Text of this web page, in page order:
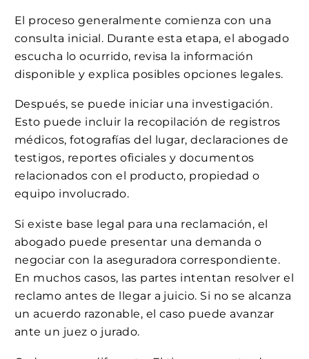
El proceso generalmente comienza con una
consulta inicial. Durante esta etapa, el abogado
escucha lo ocurrido, revisa la información
disponible y explica posibles opciones legales.
Después, se puede iniciar una investigación.
Esto puede incluir la recopilación de registros
médicos, fotografías del lugar, declaraciones de
testigos, reportes oficiales y documentos
relacionados con el producto, propiedad o
equipo involucrado.
Si existe base legal para una reclamación, el
abogado puede presentar una demanda o
negociar con la aseguradora correspondiente.
En muchos casos, las partes intentan resolver el
reclamo antes de llegar a juicio. Si no se alcanza
un acuerdo razonable, el caso puede avanzar
ante un juez o jurado.